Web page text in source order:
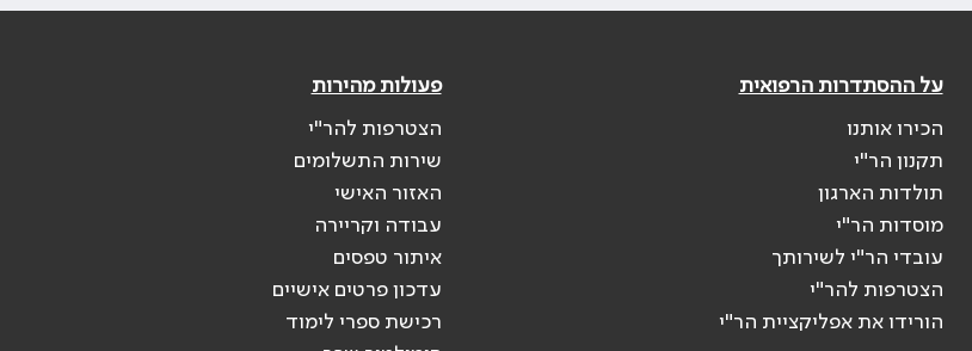
על ההסתדרות הרפואית
הכירו אותנו
תקנון הר"י
תולדות הארגון
מוסדות הר"י
עובדי הר"י לשירותך
הצטרפות להר"י
הורידו את אפליקציית הר"י
פעולות מהירות
הצטרפות להר"י
שירות התשלומים
האזור האישי
עבודה וקריירה
איתור טפסים
עדכון פרטים אישיים
רכישת ספרי לימוד